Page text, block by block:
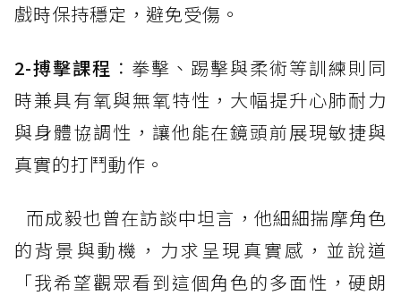
戲時保持穩定，避免受傷。
2-搏擊課程 ：拳擊、踢擊與柔術等訓練則同
時兼具有氧與無氧特性，大幅提升心肺耐力
與身體協調性，讓他能在鏡頭前展現敏捷與
真實的打鬥動作。
而成毅也曾在訪談中坦言，他細細揣摩角色
的背景與動機，力求呈現真實感，並說道
「我希望觀眾看到這個角色的多面性，硬朗